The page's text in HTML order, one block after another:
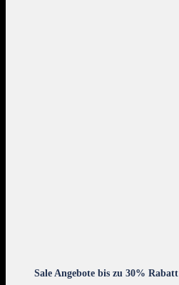
Sale Angebote bis zu 30% Rabatt